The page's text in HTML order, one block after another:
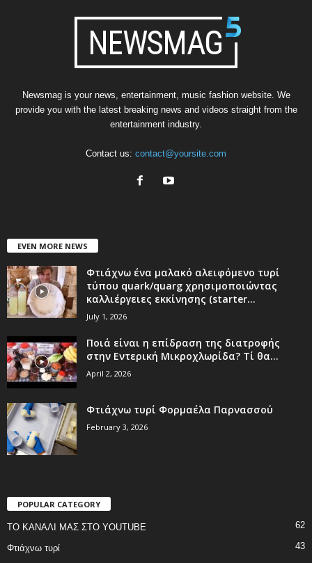
Newsmag is your news, entertainment, music fashion website. We
provide you with the latest breaking news and videos straight from the
entertainment industry.
Contact us: contact@yoursite.com
EVEN MORE NEWS
Φτιάχνω ένα μαλακό αλειφόμενο τυρί
τύπου quark/quarg χρησιμοποιώντας
καλλιέργειες εκκίνησης (starter...
July 1, 2026
Ποιά είναι η επίδραση της διατροφής
στην Εντερική Μικροχλωρίδα? Τί θα...
April 2, 2026
Φτιάχνω τυρί Φορμαέλα Παρνασσού
February 3, 2026
POPULAR CATEGORY
ΤΟ ΚΑΝΑΛΙ ΜΑΣ ΣΤΟ YOUTUBE 62
Φτιάχνω τυρί
43